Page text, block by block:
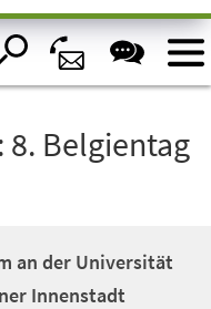
8. Belgientag
an der Universität
Innenstadt